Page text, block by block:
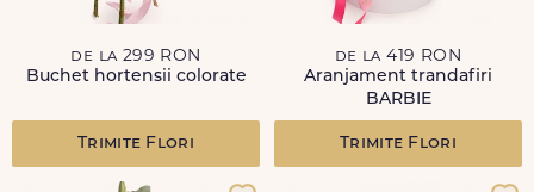
de la 299 RON
Buchet hortensii colorate
Trimite Flori
de la 419 RON
Aranjament trandafiri
BARBIE
Trimite Flori